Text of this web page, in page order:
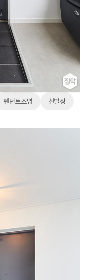
펜던트조명 신발장